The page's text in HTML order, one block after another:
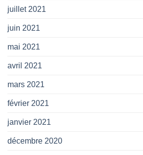
juillet 2021
juin 2021
mai 2021
avril 2021
mars 2021
février 2021
janvier 2021
décembre 2020